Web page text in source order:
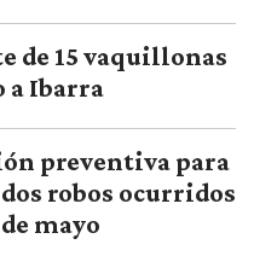
de 15 vaquillonas
a Ibarra
preventiva para
robos ocurridos
mayo